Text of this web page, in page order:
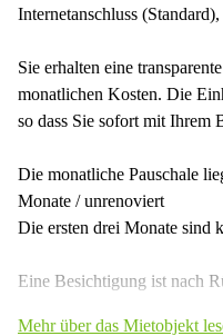
Internetanschluss
Sie erhalten eine
monatlichen Kosten. Die
so dass Sie sofort mit Ihrem
Die monatliche Pauschale
Monate / unrenoviert
Die ersten drei Monate sind
Eine Besichtigung ist nach
Mehr über das Mietobjekt